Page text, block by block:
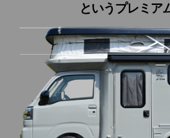
というプレミア